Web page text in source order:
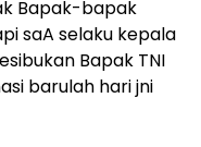
Bapak-bapak
saA selaku kepala
Bapak TNI
barulah hari jni